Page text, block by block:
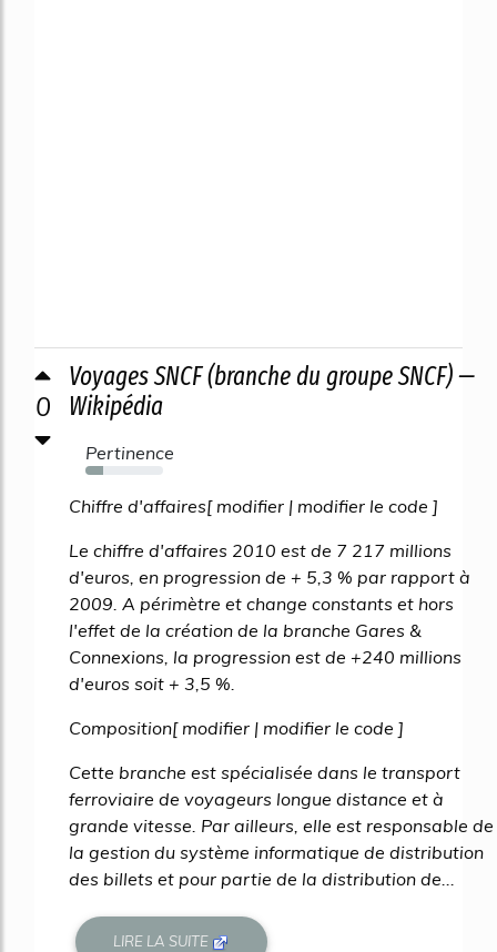
0
Voyages SNCF (branche du groupe SNCF) —
Wikipédia
Pertinence
23%
Chiffre d'affaires[ modifier | modifier le code ]
Le chiffre d'affaires 2010 est de 7 217 millions
d'euros, en progression de + 5,3 % par rapport à
2009. A périmètre et change constants et hors
l'effet de la création de la branche Gares &
Connexions, la progression est de +240 millions
d'euros soit + 3,5 %.
Composition[ modifier | modifier le code ]
Cette branche est spécialisée dans le transport
ferroviaire de voyageurs longue distance et à
grande vitesse. Par ailleurs, elle est responsable de
la gestion du système informatique de distribution
des billets et pour partie de la distribution de...
LIRE LA SUITE